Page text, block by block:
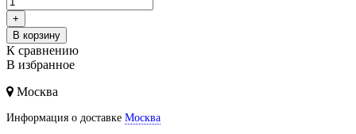
+
В корзину
К сравнению
В избранное
Москва
Информация о доставке Москва